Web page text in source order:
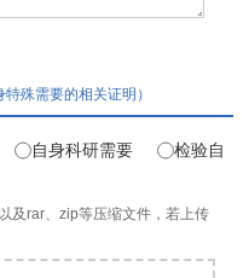
特殊需要的相关证明）
自身科研需要
检验自
及rar、zip等压缩文件，若上传